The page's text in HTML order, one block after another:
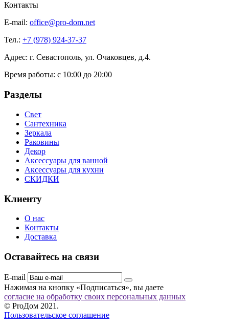
Контакты
E-mail: office@pro-dom.net
Тел.: +7 (978) 924-37-37
Адрес: г. Севастополь, ул. Очаковцев, д.4.
Время работы: с 10:00 до 20:00
Разделы
Свет
Сантехника
Зеркала
Раковины
Декор
Аксессуары для ванной
Аксессуары для кухни
СКИДКИ
Клиенту
О нас
Контакты
Доставка
Оставайтесь на связи
E-mail
Нажимая на кнопку «Подписаться», вы даете
согласие на обработку своих персональных данных
© ProДом 2021.
Пользовательское соглашение